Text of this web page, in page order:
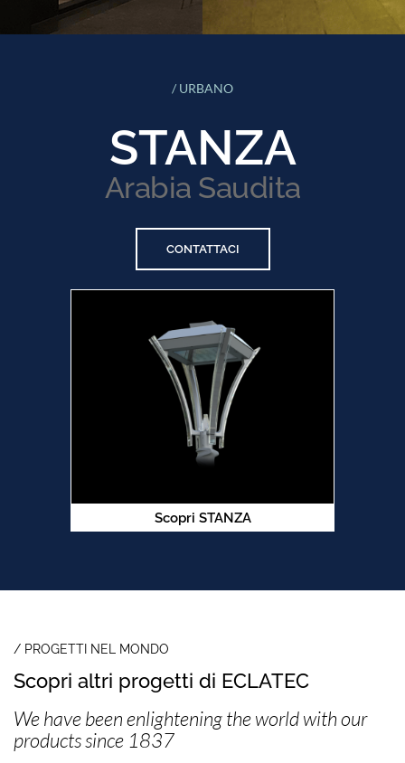
/ URBANO
STANZA
Arabia Saudita
CONTATTACI
Scopri STANZA
/ PROGETTI NEL MONDO
Scopri altri progetti di ECLATEC
We have been enlightening the world with our
products since 1837